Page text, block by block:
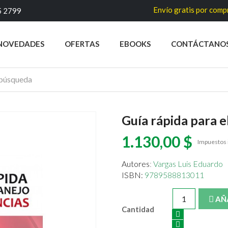
2799 Envío gratis por compras
OFERTAS EBOOKS
Guía rápida para
1.130,00 $
Autores: Vargas Luis Eduardo
ISBN: 9789588813011
Cantidad